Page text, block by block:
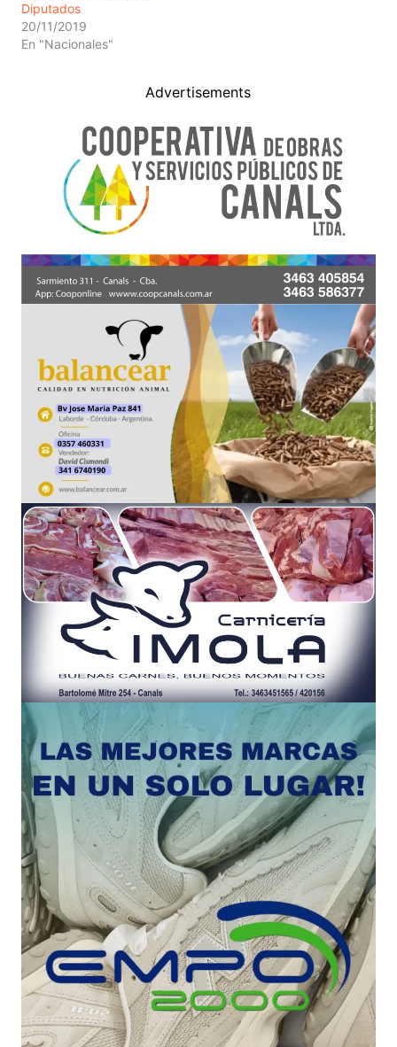
Diputados
20/11/2019
En "Nacionales"
Advertisements